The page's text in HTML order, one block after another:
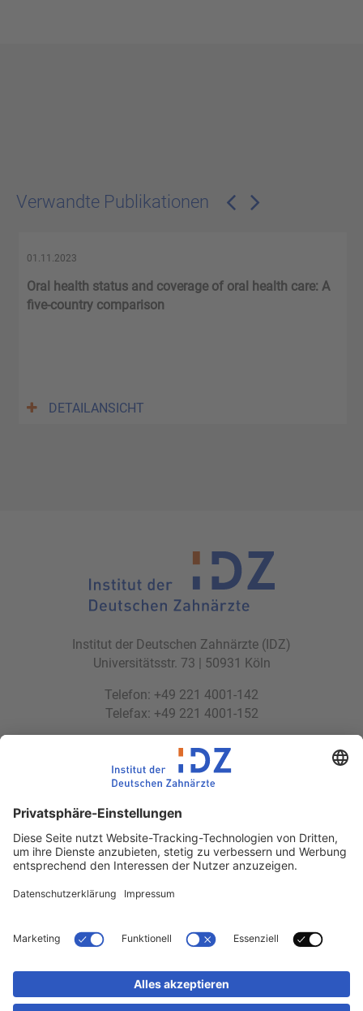
Verwandte Publikationen
01.11.2023
Oral health status and coverage of oral health care: A
five-country comparison
DETAILANSICHT
Institut der Deutschen Zahnärzte (IDZ)
Universitätsstr. 73 | 50931 Köln
Telefon: +49 221 4001-142
Telefax: +49 221 4001-152
idz(at)idz.institute
Web: www.idz.institute
Partnerseiten